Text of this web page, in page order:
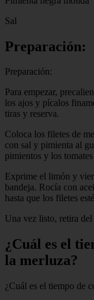
Sal
Preparación:
Preparación:
Para empezar,
los ajos y pícalos
tiras y reserva.
Coloca los filetes de
con sal y pimienta al
pimientos y los
Exprime el limón y
bandeja. Rocía con
hasta que los filetes
Una vez listo, retira
¿Cuál es el
la merluza?
¿Cuál es el tiempo de